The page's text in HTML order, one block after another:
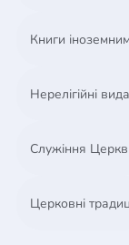
Книги
Нерелігійні
Служіння
Церковні